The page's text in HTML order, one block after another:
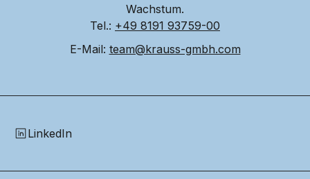
Wachstum.
Tel.: +49 8191 93759-00
E-Mail: team@krauss-gmbh.com
LinkedIn